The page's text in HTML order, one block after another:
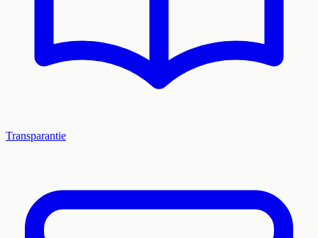
Transparantie